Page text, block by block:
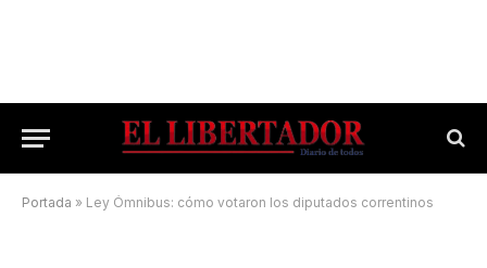
Portada » Ley Ómnibus: cómo votaron los diputados correntinos